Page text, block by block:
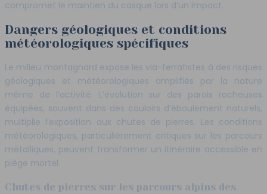
compromet le maintien du casque lors d’un impact.
Dangers géologiques et conditions
météorologiques spécifiques
Le milieu montagnard expose les via-ferratistes à des risques
géologiques et météorologiques amplifiés par la nature
même de l’activité. L’évolution sur des parois rocheuses
équipées, souvent dans des couloirs d’éboulement naturels,
multiplie l’exposition aux chutes de pierres. Les conditions
météorologiques, particulièrement critiques sur les parcours
métalliques, peuvent transformer un itinéraire accessible en
piège mortel.
Chutes de pierres sur les parcours alpins des